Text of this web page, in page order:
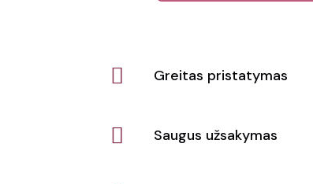
kompiuterioGreitas pristatymas
Saugus užsakymas